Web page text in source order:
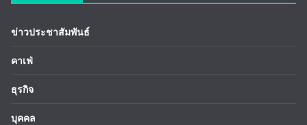
ข่าวประชาสัมพันธ์
คาเฟ่
ธุรกิจ
บุคคล